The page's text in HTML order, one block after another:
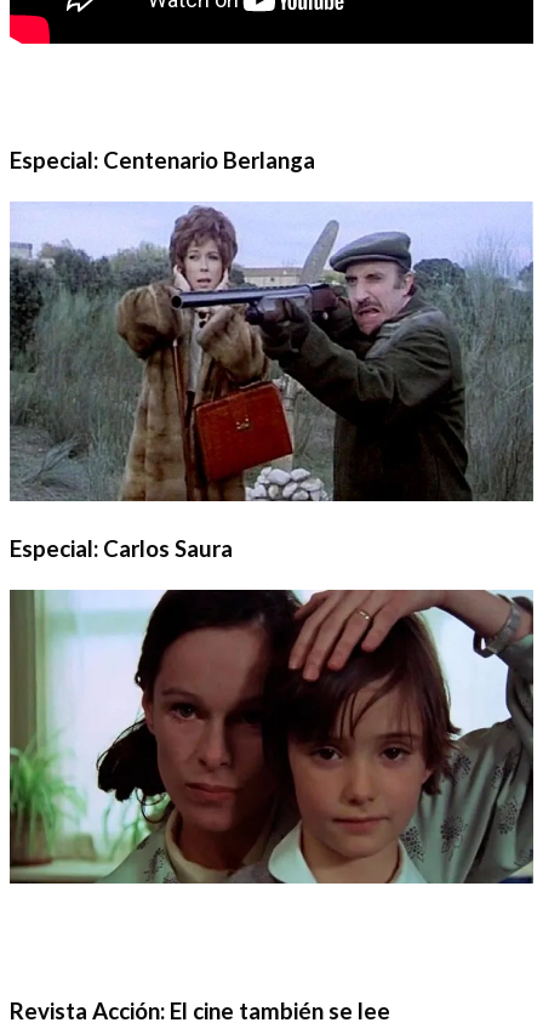
Especial: Centenario Berlanga
Especial: Carlos Saura
Revista Acción: El cine también se lee